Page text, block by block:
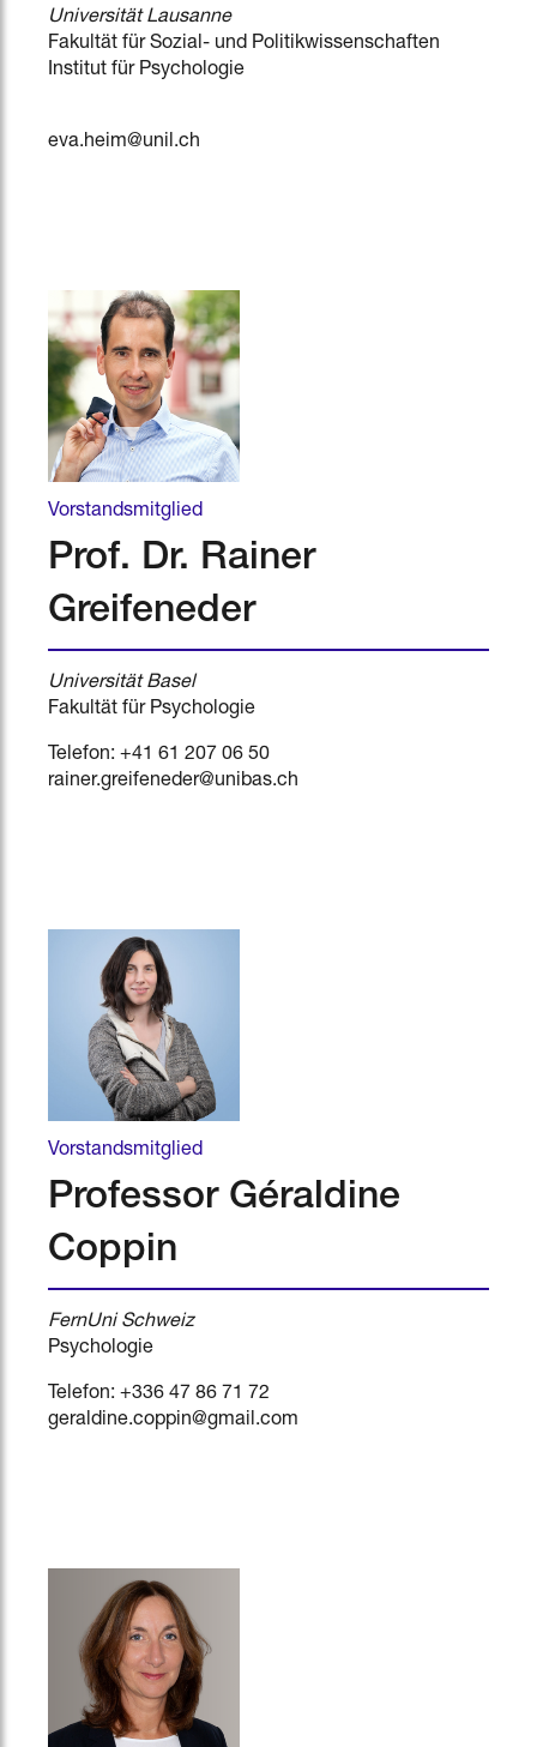
Universität Lausanne
Fakultät für Sozial- und Politikwissenschaften
Institut für Psychologie
eva.heim@unil.ch
Vorstandsmitglied
Prof. Dr. Rainer
Greifeneder
Universität Basel
Fakultät für Psychologie
Telefon: +41 61 207 06 50
rainer.greifeneder@unibas.ch
Vorstandsmitglied
Professor Géraldine
Coppin
FernUni Schweiz
Psychologie
Telefon: +336 47 86 71 72
geraldine.coppin@gmail.com